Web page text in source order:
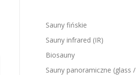
Sauny fińskie
Sauny infrared (IR)
Biosauny
Sauny panoramiczne (glass /